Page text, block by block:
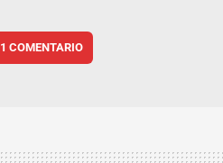
1 COMENTARIO